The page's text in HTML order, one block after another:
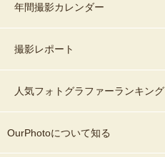
年間撮影カレンダー
撮影レポート
人気フォトグラファーランキング
OurPhotoについて知る